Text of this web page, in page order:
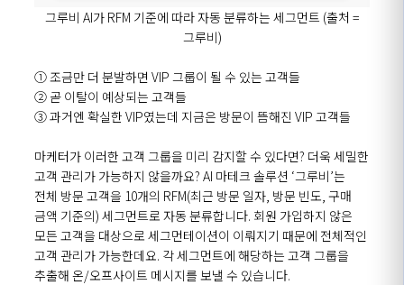
그루비 AI가 RFM 기준에 따라 자동 분류하는 세그먼트 (출처 =
그루비)
① 조금만 더 분발하면 VIP 그룹이 될 수 있는 고객들
② 곧 이탈이 예상되는 고객들
③ 과거엔 확실한 VIP였는데 지금은 방문이 뜸해진 VIP 고객들
마케터가 이러한 고객 그룹을 미리 감지할 수 있다면? 더욱 세밀한
고객 관리가 가능하지 않을까요? AI 마테크 솔루션 ‘그루비’는
전체 방문 고객을 10개의 RFM(최근 방문 일자, 방문 빈도, 구매
금액 기준의) 세그먼트로 자동 분류합니다. 회원 가입하지 않은
모든 고객을 대상으로 세그먼테이션이 이뤄지기 때문에 전체적인
고객 관리가 가능한데요. 각 세그먼트에 해당하는 고객 그룹을
추출해 온/오프사이트 메시지를 보낼 수 있습니다.